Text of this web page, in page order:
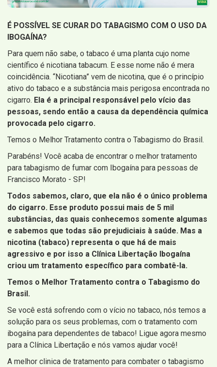
É POSSÍVEL SE CURAR DO TABAGISMO COM O USO DA
IBOGAÍNA?
Para quem não sabe, o tabaco é uma planta cujo nome
científico é nicotiana tabacum. E esse nome não é mera
coincidência. “Nicotiana” vem de nicotina, que é o princípio
ativo do tabaco e a substância mais perigosa encontrada no
cigarro. Ela é a principal responsável pelo vício das
pessoas, sendo então a causa da dependência química
provocada pelo cigarro.
Temos o Melhor Tratamento contra o Tabagismo do Brasil.
Parabéns! Você acaba de encontrar o melhor tratamento
para tabagismo de fumar com Ibogaína para pessoas de
Francisco Morato - SP!
Todos sabemos, claro, que ela não é o único problema
do cigarro. Esse produto possui mais de 5 mil
substâncias, das quais conhecemos somente algumas
e sabemos que todas são prejudiciais à saúde. Mas a
nicotina (tabaco) representa o que há de mais
agressivo e por isso a Clínica Libertação Ibogaína
criou um tratamento específico para combatê-la.
Temos o Melhor Tratamento contra o Tabagismo do
Brasil.
Se você está sofrendo com o vício no tabaco, nós temos a
solução para os seus problemas, com o tratamento com
ibogaína para dependentes de tabaco! Ligue agora mesmo
para a Clínica Libertação e nós vamos ajudar você!
A melhor clinica de tratamento para combater o tabagismo